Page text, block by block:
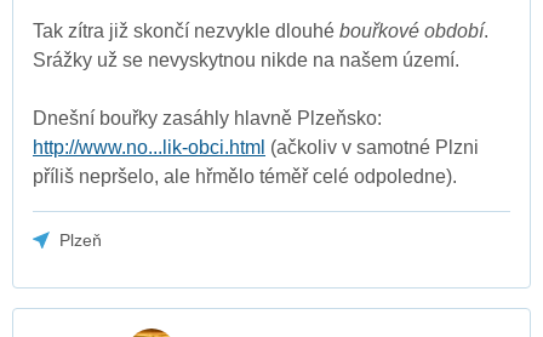
Tak zítra již skončí nezvykle dlouhé bouřkové období.
Srážky už se nevyskytnou nikde na našem území.
Dnešní bouřky zasáhly hlavně Plzeňsko:
http://www.no...lik-obci.html (ačkoliv v samotné Plzni
příliš nepršelo, ale hřmělo téměř celé odpoledne).
Plzeň